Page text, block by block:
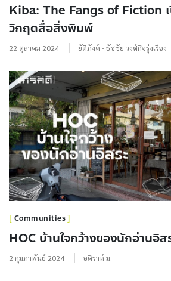
Kiba: The Fangs of Fiction เ
วิกฤตสื่อสิ่งพิมพ์
22 ตุลาคม 2024 ยัติภังค์ - ธัชชัย วงศ์กิจรุ่งเรือง
Communities
HOC บ้านใจกว้างของนักอ่านอิส
2 กุมภาพันธ์ 2024 อดิราห์ ม.